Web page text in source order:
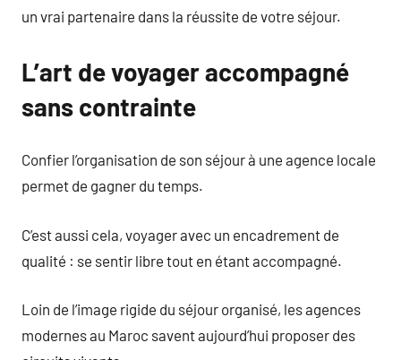
un vrai partenaire dans la réussite de votre séjour.
L’art de voyager accompagné
sans contrainte
Confier l’organisation de son séjour à une agence locale
permet de gagner du temps.
C’est aussi cela, voyager avec un encadrement de
qualité : se sentir libre tout en étant accompagné.
Loin de l’image rigide du séjour organisé, les agences
modernes au Maroc savent aujourd’hui proposer des